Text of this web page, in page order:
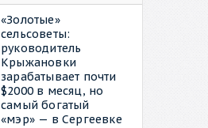
«Золотые»
сельсоветы:
руководитель
Крыжановки
зарабатывает почти
$2000 в месяц, но
самый богатый
«мэр» — в Сергеевке